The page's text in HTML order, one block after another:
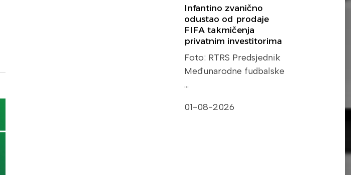
Infantino zvanično
odustao od prodaje
FIFA takmičenja
privatnim investitorima
Foto: RTRS Predsjednik
Međunarodne fudbalske
…
01-08-2026